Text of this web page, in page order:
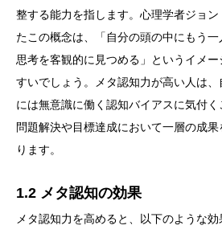
整する能力を指します。心理学者ジョ
たこの概念は、「自分の頭の中にもう
思考を客観的に見つめる」というイメ
すいでしょう。メタ認知力が高い人は
には無意識に働く認知バイアスに気付
問題解決や目標達成において一層の成
ります。
1.2 メタ認知の効果
メタ認知力を高めると、以下のような効